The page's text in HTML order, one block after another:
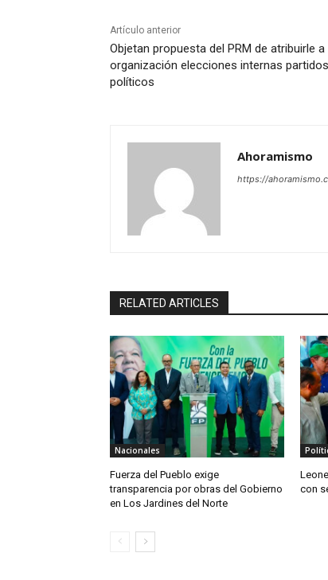
Artículo anterior
Objetan propuesta del PRM de atribuirle a
organización elecciones internas partidos
políticos
Ahoramismo
https://
RELATED ARTICLES
Nacionales
Fuerza del Pueblo exige
transparencia por obras del Gobierno
en Los Jardines del Norte
con